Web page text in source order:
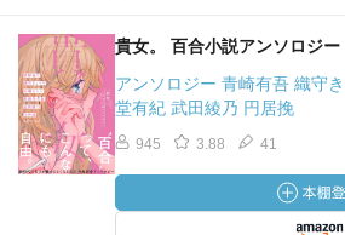
貴女。 百合小説アンソロジー
アンソロジー 青崎有吾 織守
堂有紀 武田綾乃 円居挽
945 3.88 41